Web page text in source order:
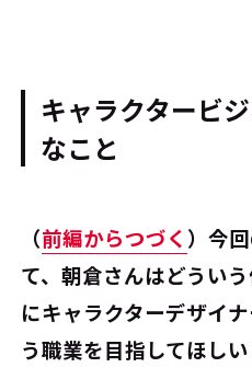
キャラクタービ
なこと
――（前編からつづく ）今
て、朝倉さんはどうい
にキャラクターデザイ
う職業を目指してほしい